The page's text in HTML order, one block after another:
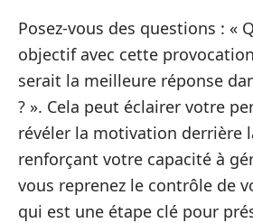
Posez-vous des questions : «
objectif avec cette
serait la meilleure réponse
? ». Cela peut éclairer votre
révéler la motivation derrière
renforçant votre capacité à
vous reprenez le contrôle de
qui est une étape clé pour